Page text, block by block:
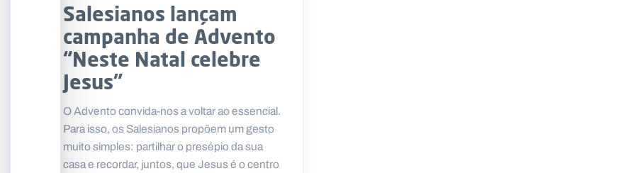
Salesianos lançam
campanha de Advento
“Neste Natal celebre
Jesus”
O Advento convida-nos a voltar ao essencial.
Para isso, os Salesianos propõem um gesto
muito simples: partilhar o presépio da sua
casa e recordar, juntos, que Jesus é o centro